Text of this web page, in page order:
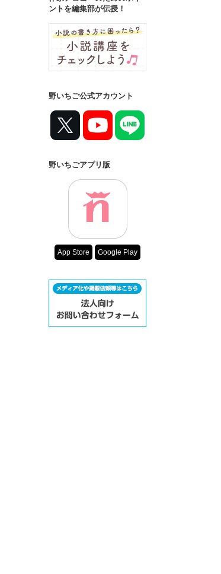
ントを編集部が伝授！
野いちご公式アカウント
野いちごアプリ版
App Store Google Play